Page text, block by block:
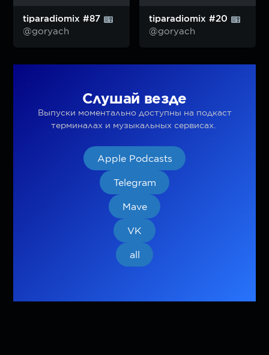
tiparadiomix #87
@goryach
tiparadiomix #20
@goryach
Слушай везде
Выпуски моментально доступны на подкаст
терминалах и музыкальных сервисах.
Apple Podcasts
Telegram
Mave
VK
all